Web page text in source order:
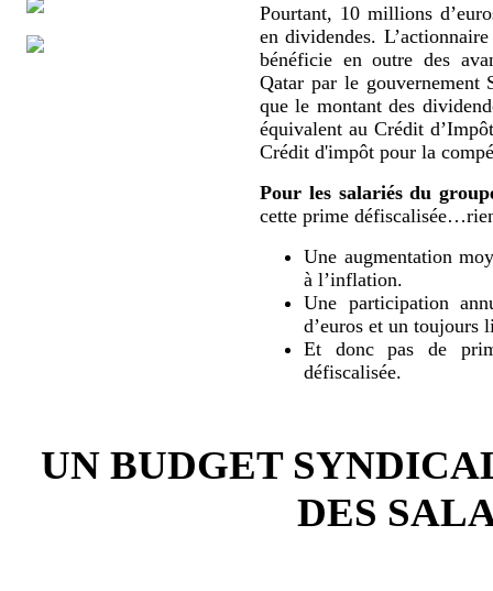
Pourtant, 10 millions
en dividendes.
bénéficie en outre des
Qatar par le gouvernement
que le montant des
équivalent au Crédit
Crédit d'impôt pour la
Pour les salariés du
cette prime
Une augmentation
à l’inflation.
Une participation
d’euros et un toujours
Et donc pas de
défiscalisée.
UN BUDGET
DES